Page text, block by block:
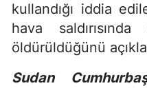
kullandığı iddia
hava
öldürüldüğünü
Sudan